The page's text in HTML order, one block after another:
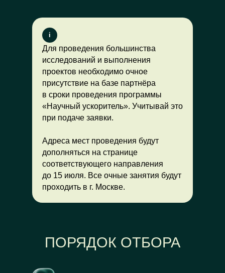
i
Для проведения большинства
исследований и выполнения
проектов необходимо очное
присутствие на базе партнёра
в сроки проведения программы
«Научный ускоритель». Учитывай это
при подаче заявки.
Адреса мест проведения будут
дополняться на странице
соответствующего направления
до 15 июля. Все очные занятия будут
проходить в г. Москве.
ПОРЯДОК ОТБОРА